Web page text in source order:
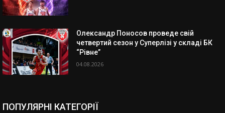
Олександр Поносов проведе свій
четвертий сезон у Суперлізі у складі БК
“Рівне”
04.08.2026
ПОПУЛЯРНІ КАТЕГОРІЇ